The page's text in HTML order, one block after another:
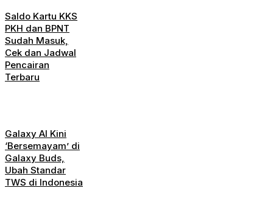
Saldo Kartu KKS
PKH dan BPNT
Sudah Masuk,
Cek dan Jadwal
Pencairan
Terbaru
Galaxy AI Kini
‘Bersemayam’ di
Galaxy Buds,
Ubah Standar
TWS di Indonesia